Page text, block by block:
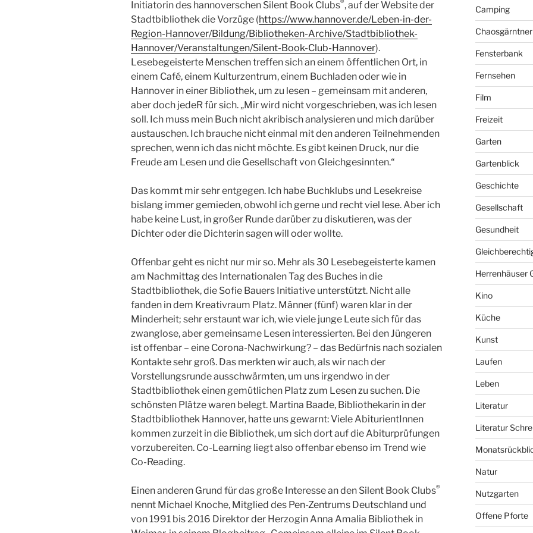
Initiatorin des hannoverschen Silent Book Clubs®, auf der Website der
Stadtbibliothek die Vorzüge (https://www.hannover.de/Leben-in-der-
Region-Hannover/Bildung/Bibliotheken-Archive/Stadtbibliothek-
Hannover/Veranstaltungen/Silent-Book-Club-Hannover).
Lesebegeisterte Menschen treffen sich an einem öffentlichen Ort, in
einem Café, einem Kulturzentrum, einem Buchladen oder wie in
Hannover in einer Bibliothek, um zu lesen – gemeinsam mit anderen,
aber doch jedeR für sich. „Mir wird nicht vorgeschrieben, was ich lesen
soll. Ich muss mein Buch nicht akribisch analysieren und mich darüber
austauschen. Ich brauche nicht einmal mit den anderen Teilnehmenden
sprechen, wenn ich das nicht möchte. Es gibt keinen Druck, nur die
Freude am Lesen und die Gesellschaft von Gleichgesinnten.“
Das kommt mir sehr entgegen. Ich habe Buchklubs und Lesekreise
bislang immer gemieden, obwohl ich gerne und recht viel lese. Aber ich
habe keine Lust, in großer Runde darüber zu diskutieren, was der
Dichter oder die Dichterin sagen will oder wollte.
Offenbar geht es nicht nur mir so. Mehr als 30 Lesebegeisterte kamen
am Nachmittag des Internationalen Tag des Buches in die
Stadtbibliothek, die Sofie Bauers Initiative unterstützt. Nicht alle
fanden in dem Kreativraum Platz. Männer (fünf) waren klar in der
Minderheit; sehr erstaunt war ich, wie viele junge Leute sich für das
zwanglose, aber gemeinsame Lesen interessierten. Bei den Jüngeren
ist offenbar – eine Corona-Nachwirkung? – das Bedürfnis nach sozialen
Kontakte sehr groß. Das merkten wir auch, als wir nach der
Vorstellungsrunde ausschwärmten, um uns irgendwo in der
Stadtbibliothek einen gemütlichen Platz zum Lesen zu suchen. Die
schönsten Plätze waren belegt. Martina Baade, Bibliothekarin in der
Stadtbibliothek Hannover, hatte uns gewarnt: Viele AbiturientInnen
kommen zurzeit in die Bibliothek, um sich dort auf die Abiturprüfungen
vorzubereiten. Co-Learning liegt also offenbar ebenso im Trend wie
Co-Reading.
Einen anderen Grund für das große Interesse an den Silent Book Clubs®
nennt Michael Knoche, Mitglied des Pen-Zentrums Deutschland und
von 1991 bis 2016 Direktor der Herzogin Anna Amalia Bibliothek in
Camping
Fensterbank
Fernsehen
Film
Freizeit
Garten
Gartenblick
Geschichte
Gesellschaft
Gesundheit
Herrenhäuser
Kino
Küche
Kunst
Laufen
Leben
Literatur
Literatur
Natur
Nutzgarten
Offene Pforte